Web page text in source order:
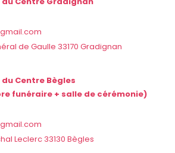
de Gaulle 33170 Gradignan
Centre Bègles
funéraire + salle de cérémonie)
Leclerc 33130 Bègles